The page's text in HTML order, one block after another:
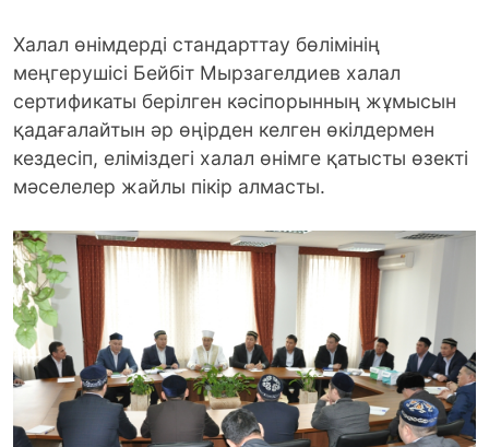
Халал өнімдерді стандарттау бөлімінің
меңгерушісі Бейбіт Мырзагелдиев халал
сертификаты берілген кәсіпорынның жұмысын
қадағалайтын әр өңірден келген өкілдермен
кездесіп, еліміздегі халал өнімге қатысты өзекті
мәселелер жайлы пікір алмасты.